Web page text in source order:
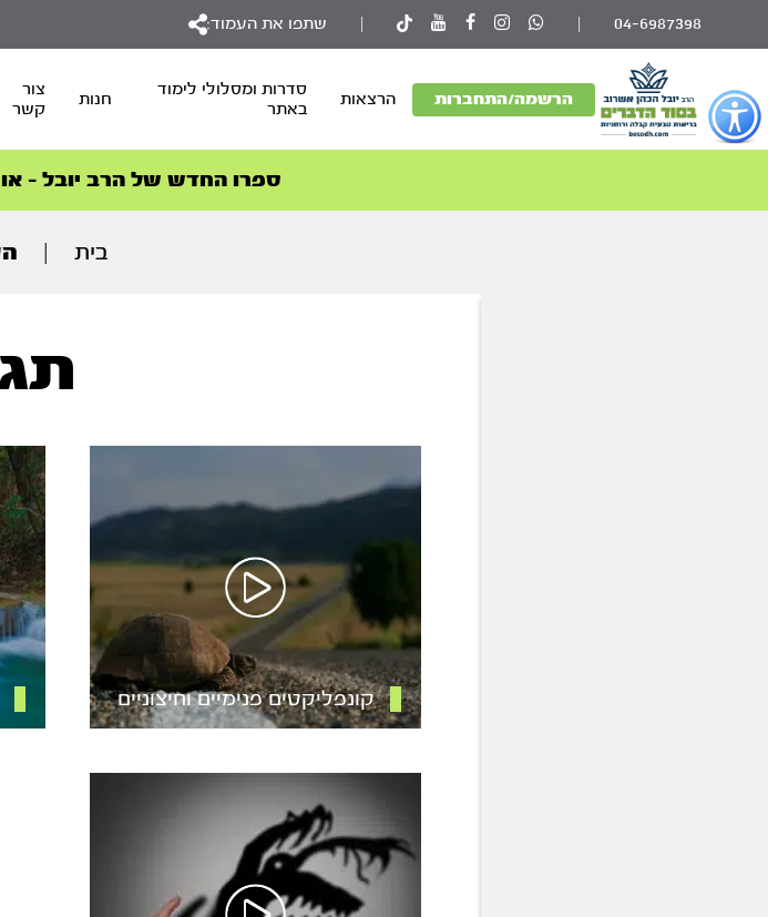
כפתור
לפתיחת
תפריט
נגישות
04-6987398 שתפו את העמוד:
הרשמה/התחברות הרצאות
סדרות ומסלולי לימוד
באתר
חנות
צור
קשר
סדרות
הסדרה המובילה
ספרו החדש של הרב יובל –
הצטרפו למהפכת
סדרות
הסדרה המובילה
בית
קונפליקטים פנימיים וחיצוניים